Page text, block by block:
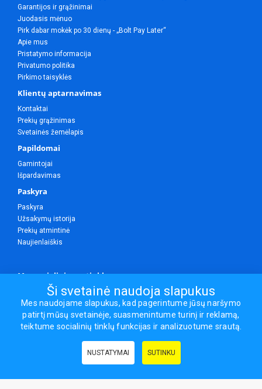
Garantijos ir grąžinimai
Juodasis mėnuo
Pirk dabar mokėk po 30 dienų - „Bolt Pay Later“
Apie mus
Pristatymo informacija
Privatumo politika
Pirkimo taisyklės
Klientų aptarnavimas
Kontaktai
Prekių grąžinimas
Svetainės žemėlapis
Papildomai
Gamintojai
Išpardavimas
Paskyra
Paskyra
Užsakymų istorija
Prekių atmintinė
Naujienlaiškis
Mes socialiniuose tinkluose
Visos teisės saugomos.
Sporto ir laisvalaikio prekės, maisto papildai - erasportas.lt © 2026
Ši svetainė naudoja slapukus
Mes naudojame slapukus, kad pagerintume jūsų naršymo
patirtį mūsų svetainėje, suasmenintume turinį ir reklamą,
teiktume socialinių tinklų funkcijas ir analizuotume srautą.
NUSTATYMAI SUTINKU